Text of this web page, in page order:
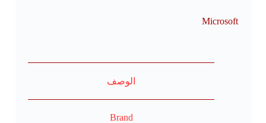
Microsoft
الوصف
Brand